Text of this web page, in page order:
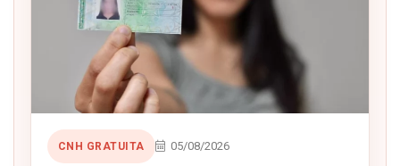
CNH GRATUITA 05/08/2026